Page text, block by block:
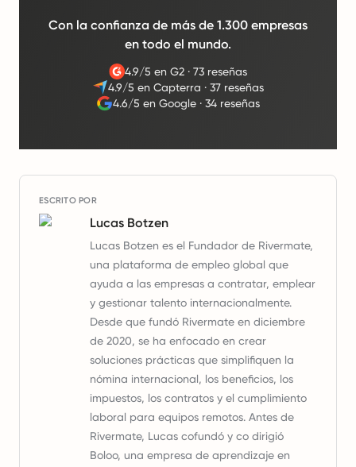
Con la confianza de más de 1.300 empresas
en todo el mundo.
4.9/5 en G2 ·73 reseñas
4.9/5 en Capterra ·37 reseñas
4.6/5 en Google· 34 reseñas
ESCRITO POR
Lucas Botzen
Lucas Botzen es el Fundador de Rivermate,
una plataforma de empleo global que
ayuda a las empresas a contratar, emplear
y gestionar talento internacionalmente.
Desde que fundó Rivermate en diciembre
de 2020, se ha enfocado en crear
soluciones prácticas que simplifiquen la
nómina internacional, los beneficios, los
impuestos, los contratos y el cumplimiento
laboral para equipos remotos. Antes de
Rivermate, Lucas cofundó y co dirigió
Boloo, una empresa de aprendizaje en